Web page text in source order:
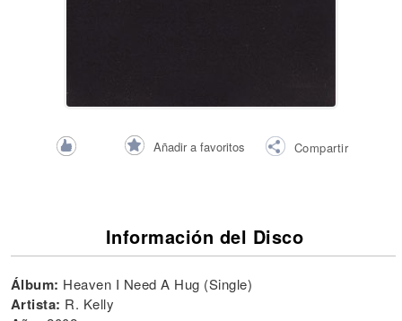
Añadir a favoritos Compartir
Información del Disco
Álbum: Heaven I Need A Hug (Single)
Artista: R. Kelly